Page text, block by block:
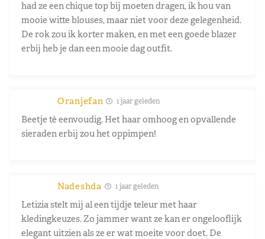
had ze een chique top bij moeten dragen, ik hou van
mooie witte blouses, maar niet voor deze gelegenheid.
De rok zou ik korter maken, en met een goede blazer
erbij heb je dan een mooie dag outfit.
Oranjefan 1 jaar geleden
Beetje tè eenvoudig. Het haar omhoog en opvallende
sieraden erbij zou het oppimpen!
Nadeshda 1 jaar geleden
Letizia stelt mij al een tijdje teleur met haar
kledingkeuzes. Zo jammer want ze kan er ongelooflijk
elegant uitzien als ze er wat moeite voor doet. De